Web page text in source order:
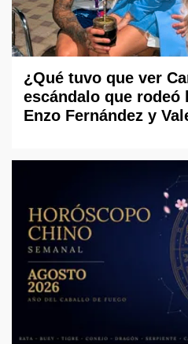
¿Qué tuvo que ver
escándalo que rodeó
Enzo Fernández y